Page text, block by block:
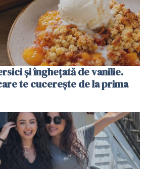
și înghețată de vanilie.
te cucerește de la prima